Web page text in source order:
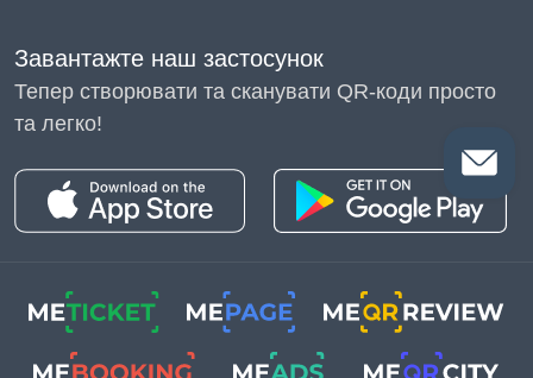
Завантажте наш застосунок
Тепер створювати та сканувати QR-коди просто
та легко!